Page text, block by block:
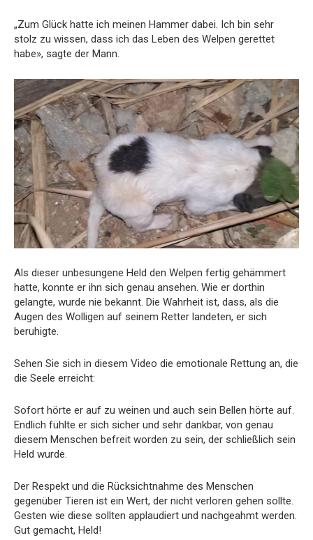
„Zum Glück hatte ich meinen Hammer dabei. Ich bin sehr
stolz zu wissen, dass ich das Leben des Welpen gerettet
habe», sagte der Mann.
Als dieser unbesungene Held den Welpen fertig gehämmert
hatte, konnte er ihn sich genau ansehen. Wie er dorthin
gelangte, wurde nie bekannt. Die Wahrheit ist, dass, als die
Augen des Wolligen auf seinem Retter landeten, er sich
beruhigte.
Sehen Sie sich in diesem Video die emotionale Rettung an, die
die Seele erreicht:
Sofort hörte er auf zu weinen und auch sein Bellen hörte auf.
Endlich fühlte er sich sicher und sehr dankbar, von genau
diesem Menschen befreit worden zu sein, der schließlich sein
Held wurde.
Der Respekt und die Rücksichtnahme des Menschen
gegenüber Tieren ist ein Wert, der nicht verloren gehen sollte.
Gesten wie diese sollten applaudiert und nachgeahmt werden.
Gut gemacht, Held!